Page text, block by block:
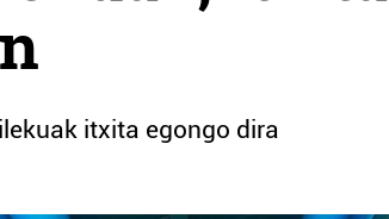
itxita egongo dira